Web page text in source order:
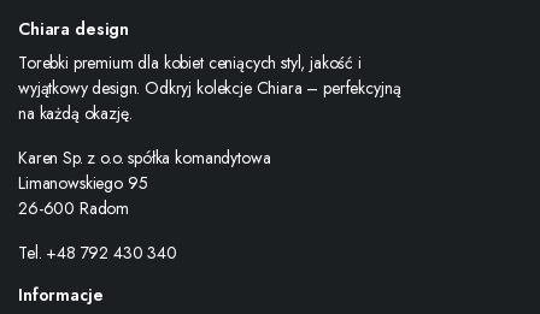
Chiara design
Torebki premium dla kobiet ceniących styl, jakość i
wyjątkowy design. Odkryj kolekcje Chiara – perfekcyjną
na każdą okazję.
Karen Sp. z o.o. spółka komandytowa
Limanowskiego 95
26-600 Radom
Tel. +48 792 430 340
Informacje